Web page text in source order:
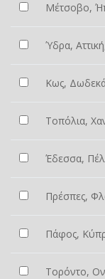
Μέτσοβο,
Ύδρα,
Κως,
Τοπόλια,
Έδεσσα,
Πρέσπες,
Πάφος,
Τορόντο,